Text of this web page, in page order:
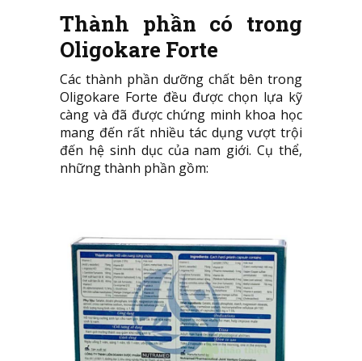
Thành phần có trong
Oligokare Forte
Các thành phần dưỡng chất bên trong
Oligokare Forte đều được chọn lựa kỹ
càng và đã được chứng minh khoa học
mang đến rất nhiều tác dụng vượt trội
đến hệ sinh dục của nam giới. Cụ thể,
những thành phần gồm: